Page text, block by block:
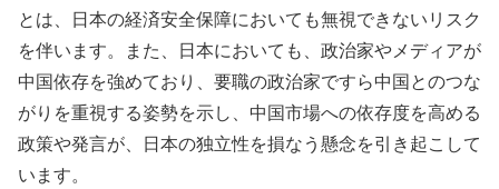
とは、日本の経済安全保障においても無視できないリスク
を伴います。また、日本においても、政治家やメディアが
中国依存を強めており、要職の政治家ですら中国とのつな
がりを重視する姿勢を示し、中国市場への依存度を高める
政策や発言が、日本の独立性を損なう懸念を引き起こして
います。